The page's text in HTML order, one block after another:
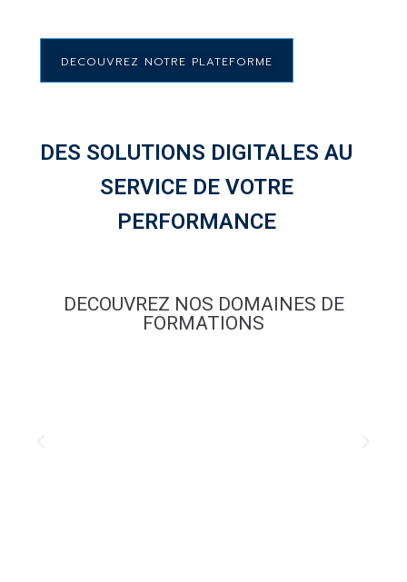
DECOUVREZ NOTRE PLATEFORME
DES SOLUTIONS DIGITALES AU
SERVICE DE VOTRE
PERFORMANCE
DECOUVREZ NOS DOMAINES DE
FORMATIONS